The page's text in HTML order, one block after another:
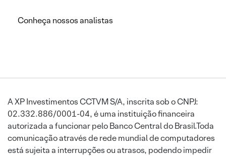
Conheça nossos analistas
A XP Investimentos CCTVM S/A, inscrita sob o CNPJ:
02.332.886/0001-04, é uma instituição financeira
autorizada a funcionar pelo Banco Central do Brasil.Toda
comunicação através de rede mundial de computadores
está sujeita a interrupções ou atrasos, podendo impedir